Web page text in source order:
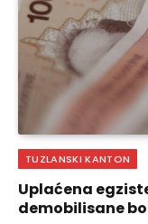
TUZLANSKI KANTON
Uplaćena
demobilisane